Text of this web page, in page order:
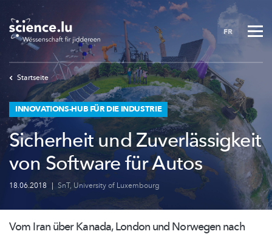
to
main
content
FR
Startseite
INNOVATIONS-HUB FÜR DIE INDUSTRIE
Sicherheit und Zuverlässigkeit
von Software für Autos
18.06.2018 | SnT, University of Luxembourg
Vom Iran über Kanada, London und Norwegen nach